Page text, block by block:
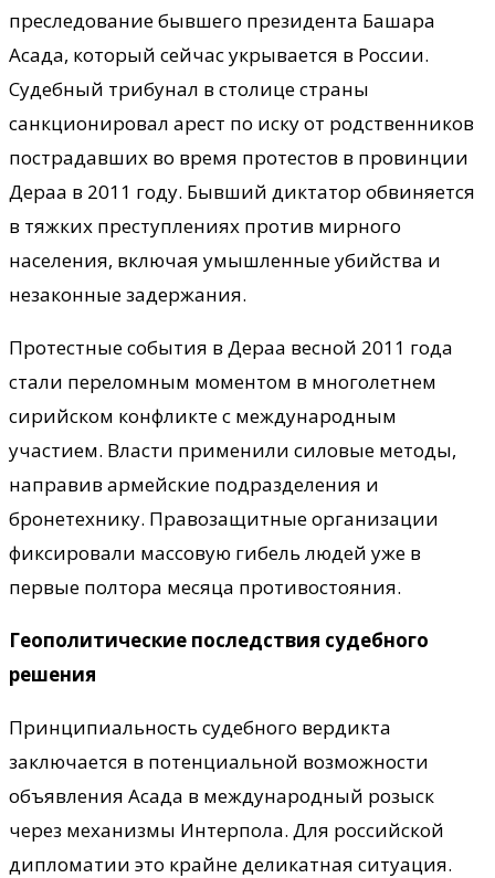
преследование бывшего президента Башара
Асада, который сейчас укрывается в России.
Судебный трибунал в столице страны
санкционировал арест по иску от родственников
пострадавших во время протестов в провинции
Дераа в 2011 году. Бывший диктатор обвиняется
в тяжких преступлениях против мирного
населения, включая умышленные убийства и
незаконные задержания.
Протестные события в Дераа весной 2011 года
стали переломным моментом в многолетнем
сирийском конфликте с международным
участием. Власти применили силовые методы,
направив армейские подразделения и
бронетехнику. Правозащитные организации
фиксировали массовую гибель людей уже в
первые полтора месяца противостояния.
Геополитические последствия судебного
решения
Принципиальность судебного вердикта
заключается в потенциальной возможности
объявления Асада в международный розыск
через механизмы Интерпола. Для российской
дипломатии это крайне деликатная ситуация.